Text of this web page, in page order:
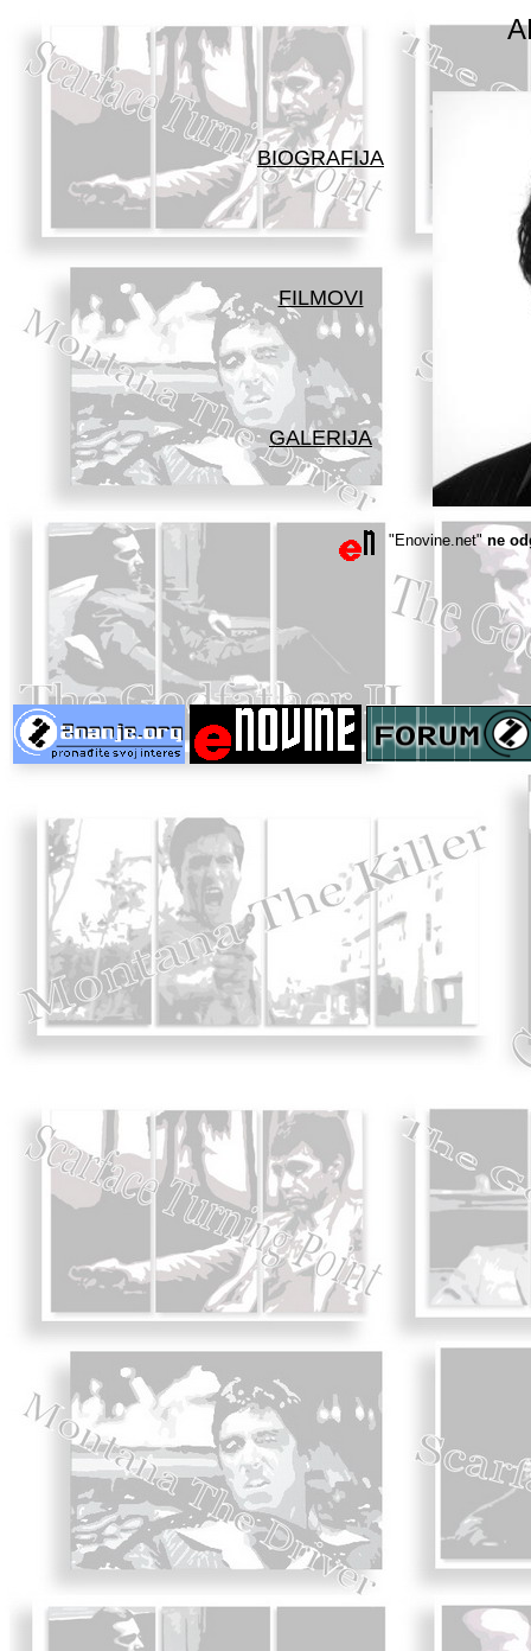
BIOGRAFIJA
FILMOVI
GALERIJA
"Enovine.net"ne